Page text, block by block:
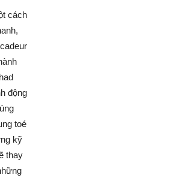
cách
động
toé
kỹ
thay